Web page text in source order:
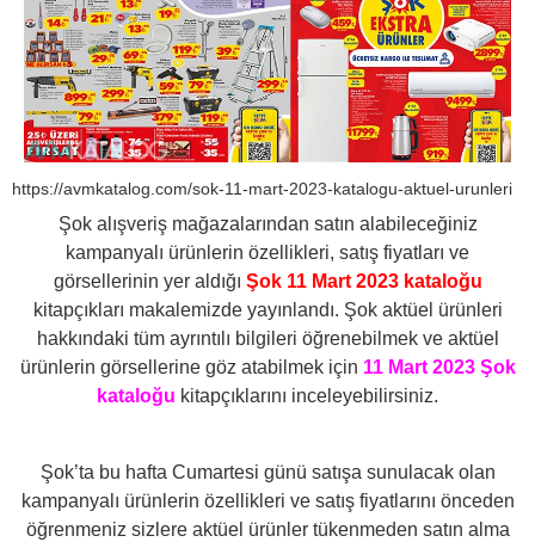
https://avmkatalog.com/sok-11-mart-2023-katalogu-aktuel-urunleri
Şok alışveriş mağazalarından satın alabileceğiniz
kampanyalı ürünlerin özellikleri, satış fiyatları ve
görsellerinin yer aldığı Şok 11 Mart 2023 kataloğu
kitapçıkları makalemizde yayınlandı. Şok aktüel ürünleri
hakkındaki tüm ayrıntılı bilgileri öğrenebilmek ve aktüel
ürünlerin görsellerine göz atabilmek için 11 Mart 2023 Şok
kataloğu kitapçıklarını inceleyebilirsiniz.
Şok’ta bu hafta Cumartesi günü satışa sunulacak olan
kampanyalı ürünlerin özellikleri ve satış fiyatlarını önceden
öğrenmeniz sizlere aktüel ürünler tükenmeden satın alma